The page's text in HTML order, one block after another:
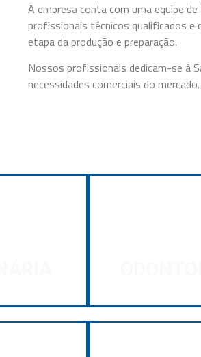
A empresa conta com uma equipe
profissionais técnicos qualificados
etapa da produção e preparação.
Nossos profissionais dedicam-se à
necessidades comerciais do mercado.